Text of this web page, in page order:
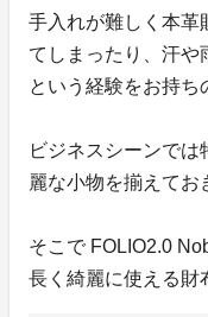
手入れが難しく本革
てしまったり、汗や
という経験をお持ち
ビジネスシーンで
麗な小物を揃えてお
そこで FOLIO2.0
長く綺麗に使える財